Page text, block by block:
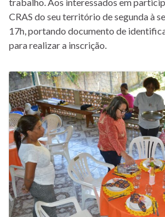
CRAS do seu território de segunda à
17h, portando documento de
para realizar a inscrição.